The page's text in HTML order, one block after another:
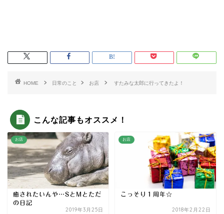
HOME 日常のこと お店 すたみな太郎に行ってきたよ！
こんな記事もオススメ！
お店
癒されたいんや…SとMとただ
の日記
2019年3月25日
お店
こっそり１周年☆
2018年2月22日